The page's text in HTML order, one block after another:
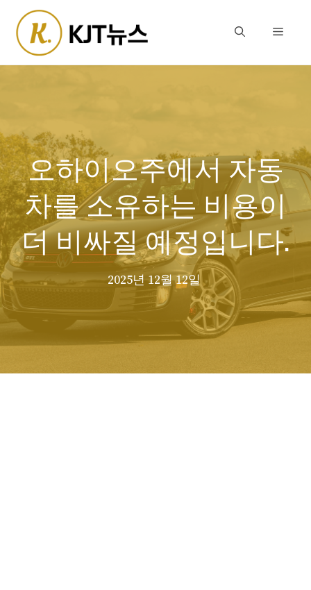
content
Menu
오하이오주에서 자동
차를 소유하는 비용이
더 비싸질 예정입니다.
2025년 12월 12일